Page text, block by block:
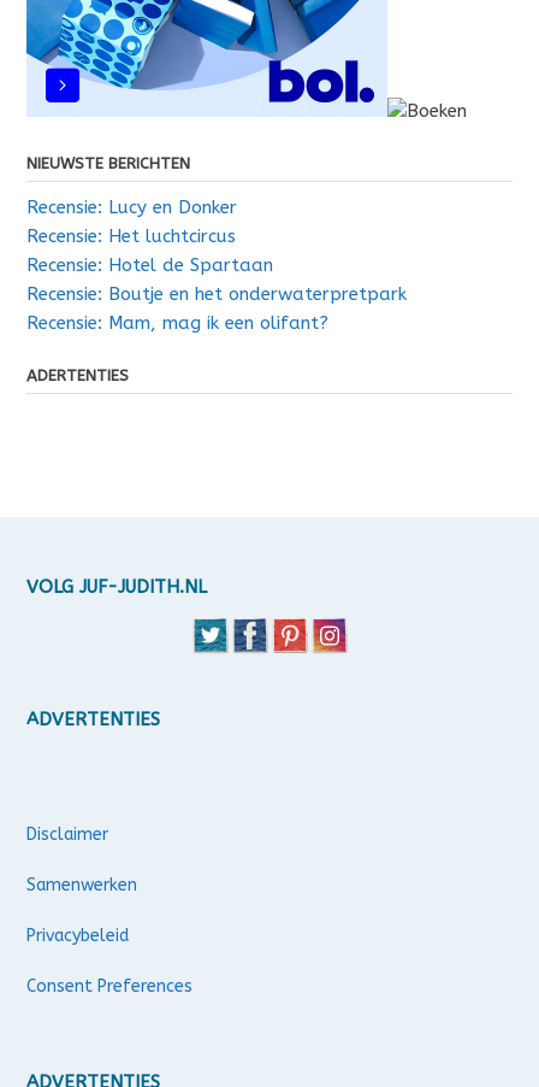
NIEUWSTE BERICHTEN
Recensie: Lucy en Donker
Recensie: Het luchtcircus
Recensie: Hotel de Spartaan
Recensie: Boutje en het onderwaterpretpark
Recensie: Mam, mag ik een olifant?
ADERTENTIES
VOLG JUF-JUDITH.NL
ADVERTENTIES
Disclaimer
Samenwerken
Privacybeleid
Consent Preferences
ADVERTENTIES